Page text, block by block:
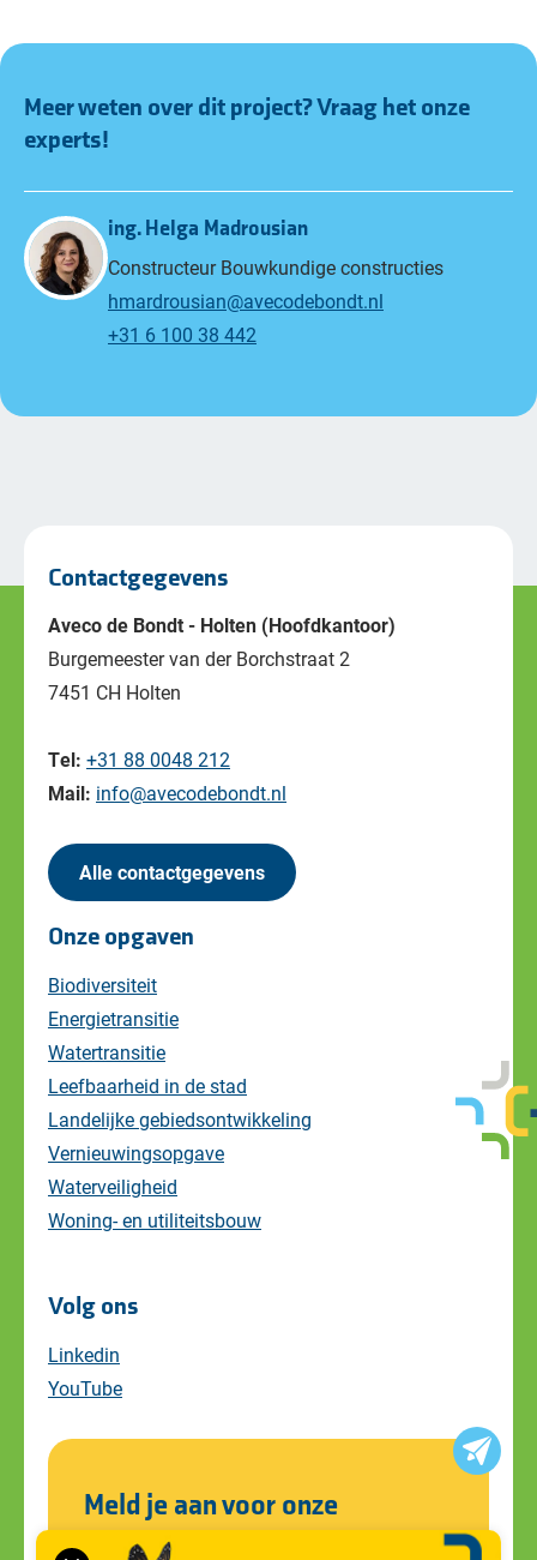
Meer weten over dit project? Vraag het onze
experts!
ing. Helga Madrousian
Constructeur Bouwkundige constructies
hmardrousian@avecodebondt.nl
+31 6 100 38 442
Contactgegevens
Aveco de Bondt - Holten (Hoofdkantoor)
Burgemeester van der Borchstraat 2
7451 CH Holten
Tel: +31 88 0048 212
Mail: info@avecodebondt.nl
Alle contactgegevens
Onze opgaven
Biodiversiteit
Energietransitie
Watertransitie
Leefbaarheid in de stad
Landelijke gebiedsontwikkeling
Vernieuwingsopgave
Waterveiligheid
Woning- en utiliteitsbouw
Volg ons
Linkedin
YouTube
Meld je aan voor onze
nieuwsbrief